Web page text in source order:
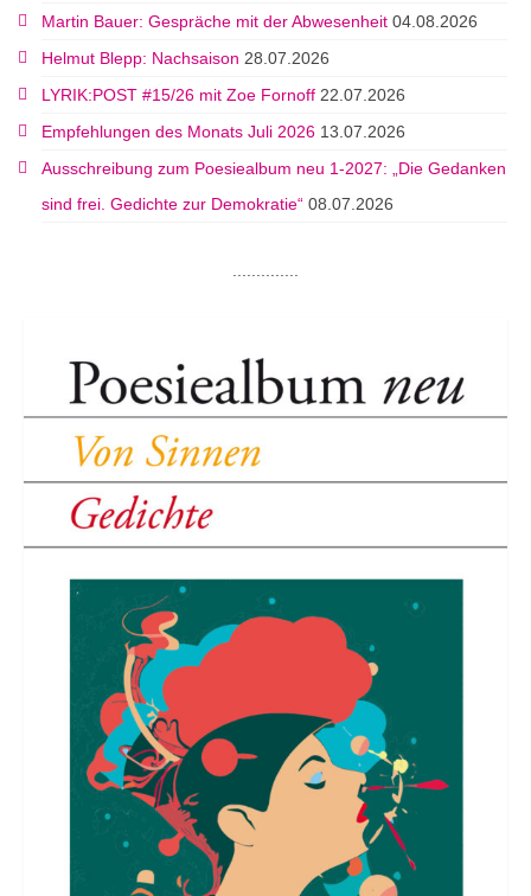
Martin Bauer: Gespräche mit der Abwesenheit 04.08.2026
Helmut Blepp: Nachsaison 28.07.2026
LYRIK:POST #15/26 mit Zoe Fornoff 22.07.2026
Empfehlungen des Monats Juli 2026 13.07.2026
Ausschreibung zum Poesiealbum neu 1-2027: „Die Gedanken
sind frei. Gedichte zur Demokratie“ 08.07.2026